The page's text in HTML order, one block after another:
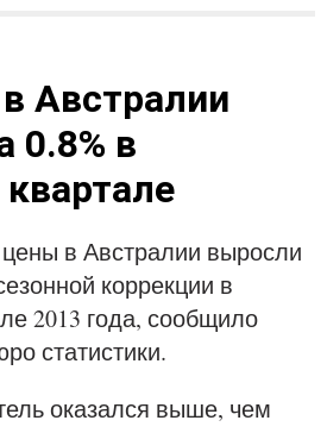
Австралии
0.8% в
в Австралии выросли
коррекции в
2013 года, сообщило
статистики.
оказался выше, чем